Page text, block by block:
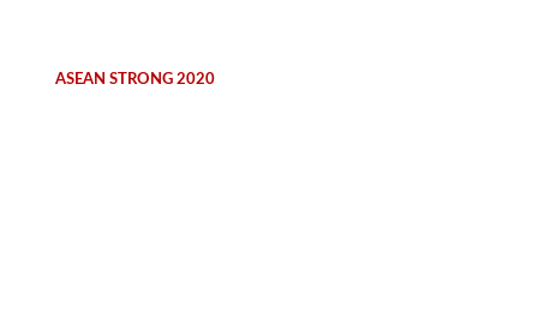
ASEAN STRONG 2020